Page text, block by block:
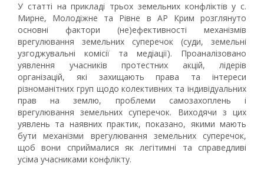
У статті на прикладі трьох земельних конфліктів у с.
Мирне, Молодіжне та Рівне в АР Крим розглянуто
основні фактори (не)ефективності механізмів
врегулювання земельних суперечок (суди, земельні
узгоджувальні комісії та медіації). Проаналізовано
уявлення учасників протестних акцій, лідерів
організацій, які захищають права та інтереси
різноманітних груп щодо колективних та індивідуальних
прав на землю, проблеми самозахоплень і
врегулювання земельних суперечок. Виходячи з цих
уявлень та наявних практик, показано, якими мають
бути механізми врегулювання земельних суперечок,
щоб вони сприймалися як легітимні та справедливі
усіма учасниками конфлікту.